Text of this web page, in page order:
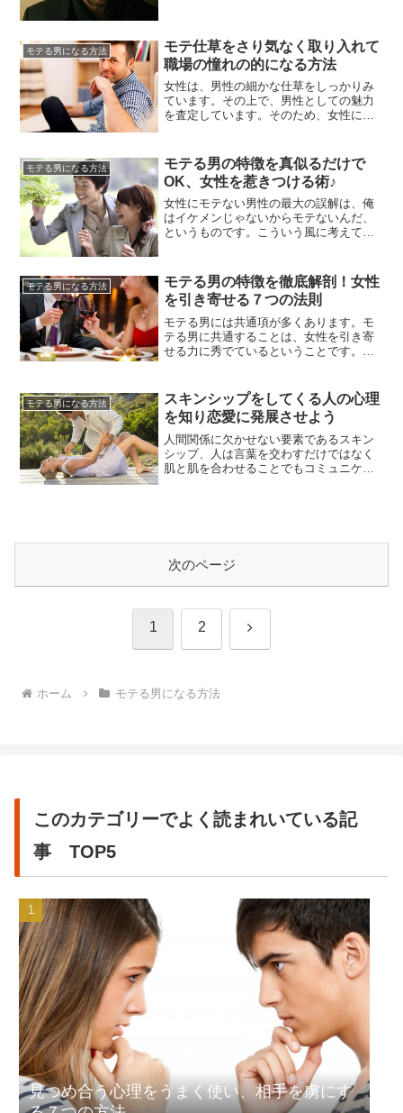
では多くの努力をしていると言う事を理
解してください。また自分がモテる男に
なる為にはどうしたらいいのでしょ...
モテる男になる方法
モテ仕草をさり気なく取り入れて
職場の憧れの的になる方法
女性は、男性の細かな仕草をしっかりみ
ています。その上で、男性としての魅力
を査定しています。そのため、女性にモ
境の中では、女性からの目が非常にシビ
アです。男性は自分の仕事を行いなが
ら、男性的な魅力を示す必要がありま
す。逆に、男性は女性と対面した時の
対...
モテる男になる方法
モテる男の特徴を真似るだけで
OK、女性を惹きつける術♪
女性にモテない男性の最大の誤解は、俺
はイケメンじゃないからモテないんだ、
というものです。こういう風に考えてい
ない自分はモテない、と決めつけてしま
って、努力を放棄してしまいます。これ
では永久にモテません。イケメンじゃな
いからモテないなんて、とっても残...
モテる男になる方法
モテる男の特徴を徹底解剖！女性
を引き寄せる７つの法則
モテる男には共通項が多くあります。モ
テる男に共通することは、女性を引き寄
せる力に秀でているということです。モ
ら興味を持たれるということです。例え
ば女性であれば、美人ならほど確実に男
性からの興味をもたれます。では、男性
の場合はどうでしょうか。お顔がイ...
モテる男になる方法
スキンシップをしてくる人の心理
を知り恋愛に発展させよう
人間関係に欠かせない要素であるスキン
シップ、人は言葉を交わすだけではなく
肌と肌を合わせることでもコミュニケー
ンシップについて説明したいと思いま
て...
次のページ
1 2 次
ホーム モテる男になる方法
このカテゴリーでよく読まれいている記
事 TOP5
見つめ合う心理をうまく使い、相手を虜にす